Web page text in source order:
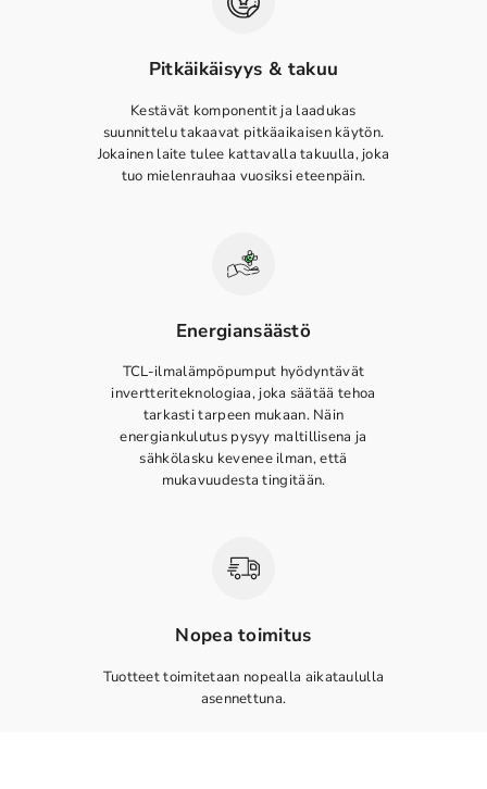
Pitkäikäisyys & takuu
Kestävät komponentit ja laadukas
suunnittelu takaavat pitkäaikaisen käytön.
Jokainen laite tulee kattavalla takuulla, joka
tuo mielenrauhaa vuosiksi eteenpäin.
Energiansäästö
TCL-ilmalämpöpumput hyödyntävät
invertteriteknologiaa, joka säätää tehoa
tarkasti tarpeen mukaan. Näin
energiankulutus pysyy maltillisena ja
sähkölasku kevenee ilman, että
mukavuudesta tingitään.
Nopea toimitus
Tuotteet toimitetaan nopealla aikataululla
asennettuna.